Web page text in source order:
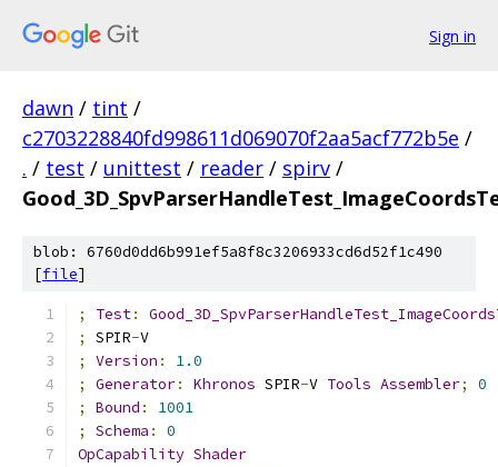
Sign in
dawn / tint /
c2703228840fd998611d069070f2aa5acf772b5e /
. / test / unittest / reader / spirv /
blob: 6760d0dd6b991ef5a8f8c3206933cd6d52f1c490
[file]
; Test:
;
SPIR-V
;
Version :
1.0
;
Generator: Khronos SPIR-V Tools Assembler;
0
;
Bound :
1001
;
Schema :
0
OpCapability Shader